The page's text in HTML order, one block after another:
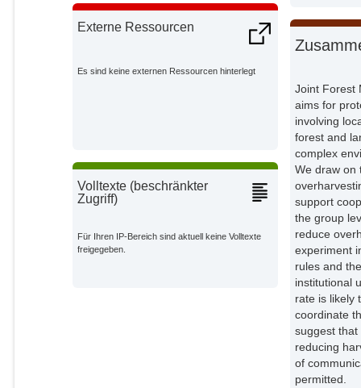
Externe Ressourcen
Es sind keine externen Ressourcen hinterlegt
Volltexte (beschränkter
Zugriff)
Für Ihren IP-Bereich sind aktuell keine Volltexte
freigegeben.
Joint Forest
aims for
involving
forest and
complex
We draw on
support
the group
reduce
experiment
rules and
institutional
rate is likely
coordinate
suggest
reducing
of
permitted.